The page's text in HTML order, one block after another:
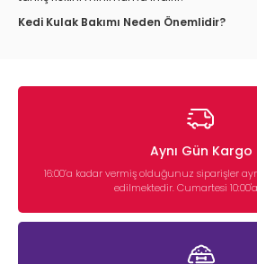
Kedi Kulak Bakımı Neden Önemlidir?
Kulak kiri birikimi
Mantar ve bakteriyel enfeksiyonlar
gibi durumlar, düzenli kontrol ve temizlik
ciddi sorunlara yol açabilir.
Kedi kulak temizleme ürünleri, kulak
fazla yağı temizleyerek enfeksiyon riskini
olur. Aynı zamanda kaşıntı ve rahatsızlık
Kedilerde Kulak Sorunlarının Belirtileri
Aynı Gün Kargo
16:00’a kadar vermiş olduğunuz siparişler
edilmektedir. Cumartesi